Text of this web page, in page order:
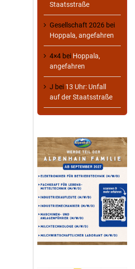
Staatsstraße
Gesellschaft 2026 bei
Hoppala, angefahren
4×4 bei Hoppala,
angefahren
J bei 13 Uhr: Unfall
auf der Staatsstraße